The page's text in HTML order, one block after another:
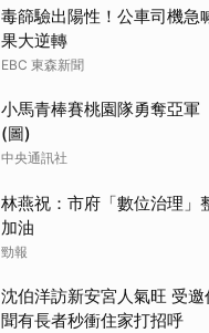
毒篩驗出陽性！公車司機急
果大逆轉
EBC 東森新聞
小馬青棒賽桃園隊勇奪亞
(圖)
中央通訊社
林燕祝：市府「數位治理」
加油
勁報
沈伯洋訪新安宮人氣旺 受
聞有長者秒衝住家打招呼